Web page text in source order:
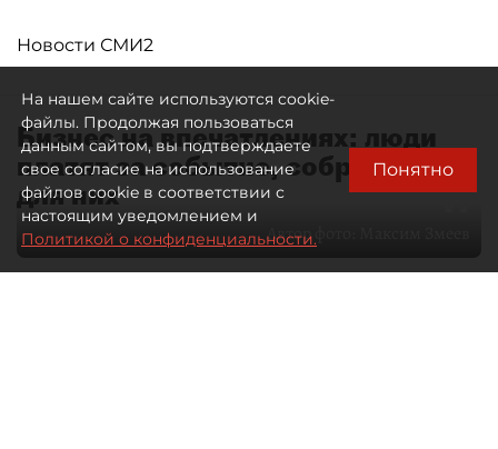
Новости СМИ2
Бизнес на впечатлениях: люди
платят за событие, собранное
для них
Автор фото:
На нашем сайте используются cookie-
файлы. Продолжая пользоваться
данным сайтом, вы подтверждаете
свое согласие на использование
файлов cookie в соответствии с
настоящим уведомлением и
Политикой о конфиденциальности.
Понятно